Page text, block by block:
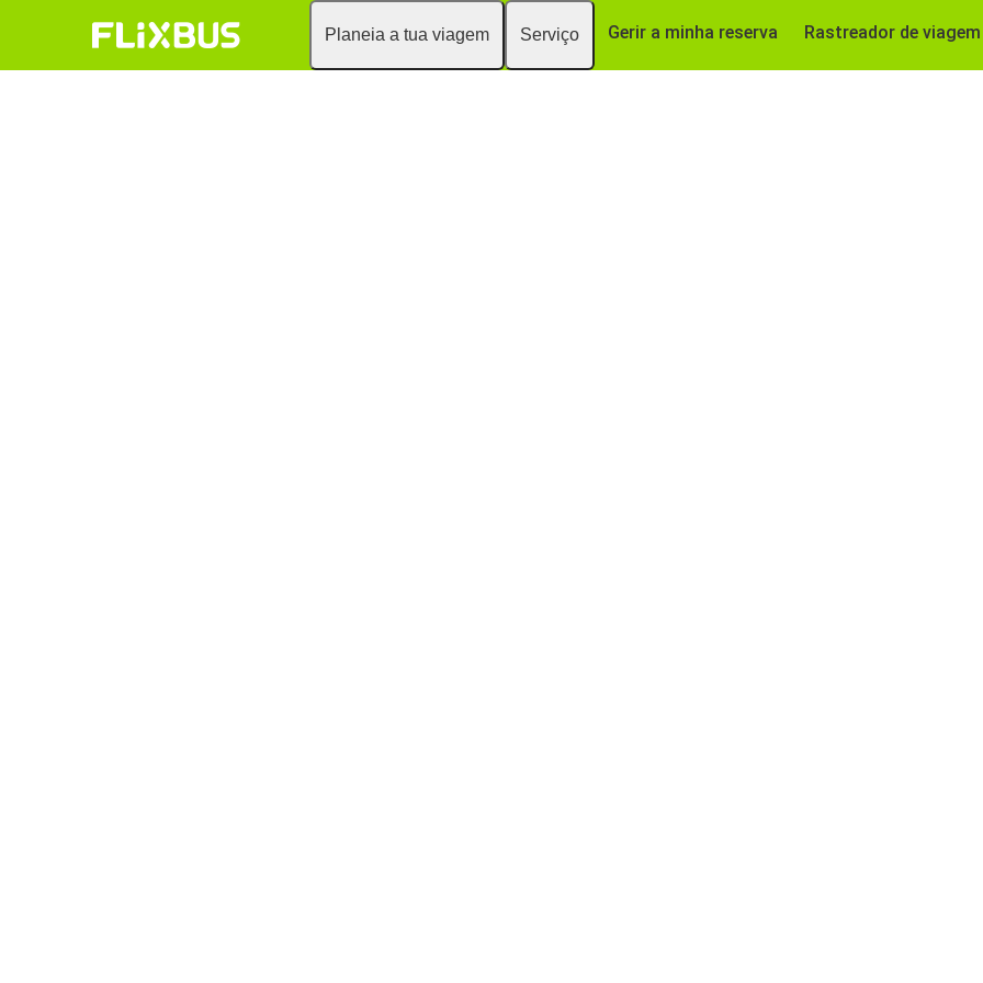
Planeia a tua viagem Serviço Gerir a minha reserva Rastreador de viagem